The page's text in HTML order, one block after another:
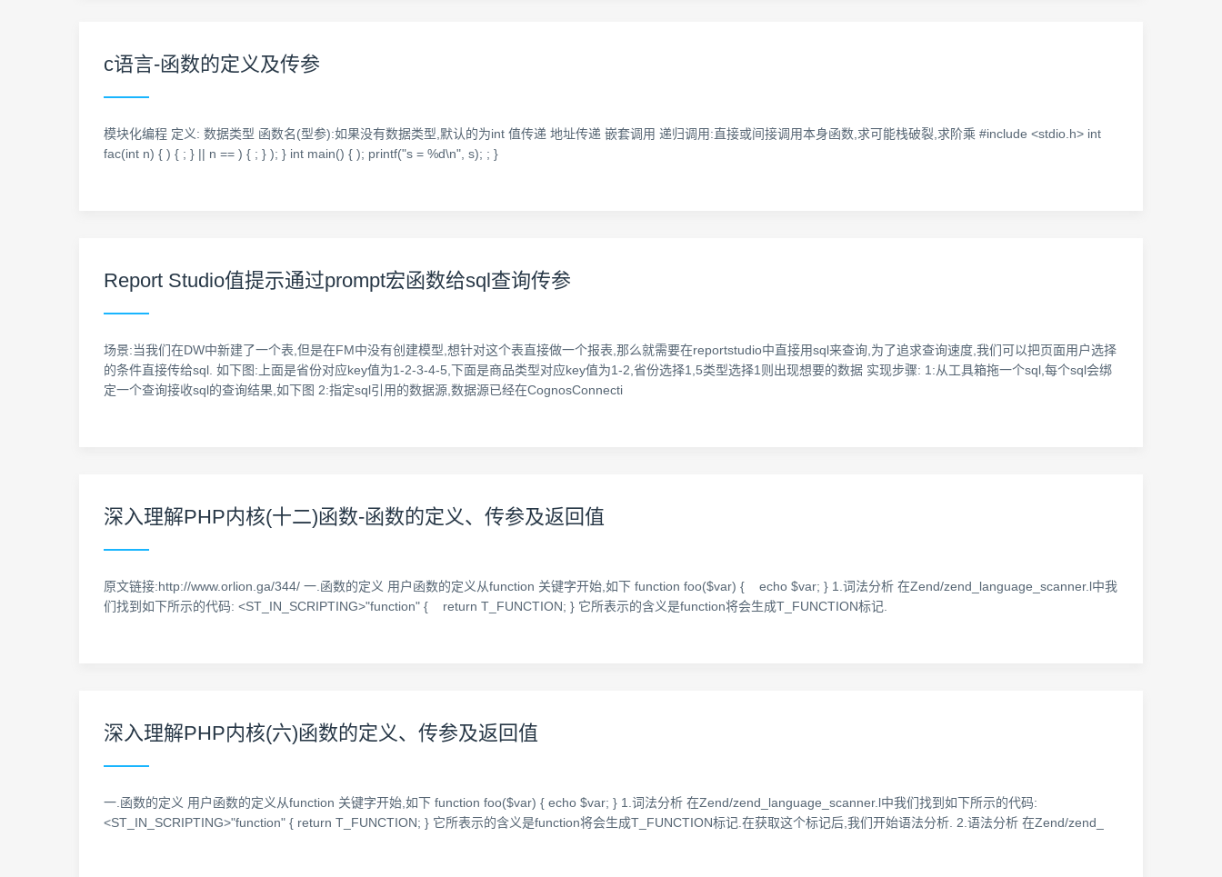
c语言-函数的定义及传参
模块化编程 定义: 数据类型 函数名(型参):如果没有数据类型,默认的为int 值传递 地址传递 嵌套调用 递归调用:直接或间接调用本身函数,求可能栈破裂,求阶乘 #include <stdio.h> int
fac(int n) { ) { ; } || n == ) { ; } ); } int main() { ); printf("s = %d\n", s); ; }
Report Studio值提示通过prompt宏函数给sql查询传参
场景:当我们在DW中新建了一个表,但是在FM中没有创建模型,想针对这个表直接做一个报表,那么就需要在reportstudio中直接用sql来查询,为了追求查询速度,我们可以把页面用户选择
的条件直接传给sql. 如下图:上面是省份对应key值为1-2-3-4-5,下面是商品类型对应key值为1-2,省份选择1,5类型选择1则出现想要的数据 实现步骤: 1:从工具箱拖一个sql,每个sql会绑
定一个查询接收sql的查询结果,如下图 2:指定sql引用的数据源,数据源已经在CognosConnecti
深入理解PHP内核(十二)函数-函数的定义、传参及返回值
原文链接:http://www.orlion.ga/344/ 一.函数的定义 用户函数的定义从function 关键字开始,如下 function foo($var) { echo $var; } 1.词法分析 在Zend/zend_language_scanner.l中我
们找到如下所示的代码: <ST_IN_SCRIPTING>"function" { return T_FUNCTION; } 它所表示的含义是function将会生成T_FUNCTION标记.
深入理解PHP内核(六)函数的定义、传参及返回值
一.函数的定义 用户函数的定义从function 关键字开始,如下 function foo($var) { echo $var; } 1.词法分析 在Zend/zend_language_scanner.l中我们找到如下所示的代码:
<ST_IN_SCRIPTING>"function" { return T_FUNCTION; } 它所表示的含义是function将会生成T_FUNCTION标记.在获取这个标记后,我们开始语法分析. 2.语法分析 在Zend/zend_